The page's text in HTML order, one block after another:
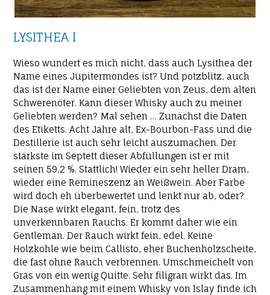
LYSITHEA I
Wieso wundert es mich nicht, dass auch Lysithea der
Name eines Jupitermondes ist? Und potzblitz, auch
das ist der Name einer Geliebten von Zeus, dem alten
Schwerenöter. Kann dieser Whisky auch zu meiner
Geliebten werden? Mal sehen … Zunächst die Daten
des Etiketts. Acht Jahre alt, Ex-Bourbon-Fass und die
Destillerie ist auch sehr leicht auszumachen. Der
stärkste im Septett dieser Abfüllungen ist er mit
seinen 59,2 %. Stattlich! Wieder ein sehr heller Dram,
wieder eine Remineszenz an Weißwein. Aber Farbe
wird doch eh überbewertet und lenkt nur ab, oder?
Die Nase wirkt elegant, fein, trotz des
unverkennbaren Rauchs. Er kommt daher wie ein
Gentleman. Der Rauch wirkt fein, edel. Keine
Holzkohle wie beim Callisto, eher Buchenholzscheite,
die fast ohne Rauch verbrennen. Umschmeichelt von
Gras von ein wenig Quitte. Sehr filigran wirkt das. Im
Zusammenhang mit einem Whisky von Islay finde ich